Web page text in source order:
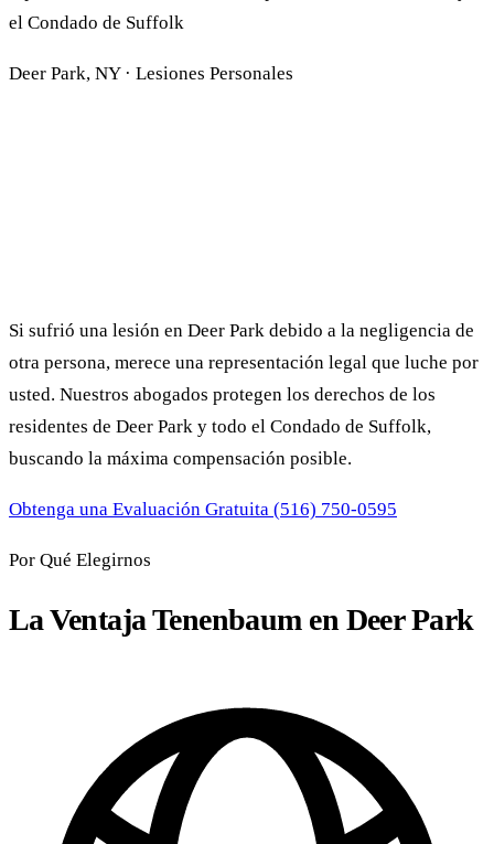
Deer Park, NY · Lesiones Personales
Si sufrió una lesión en Deer Park debido a la negligencia de
otra persona, merece una representación legal que luche por
usted. Nuestros abogados protegen los derechos de los
residentes de Deer Park y todo el Condado de Suffolk,
buscando la máxima compensación posible.
Obtenga una Evaluación Gratuita (516) 750-0595
Por Qué Elegirnos
La Ventaja Tenenbaum en Deer Park